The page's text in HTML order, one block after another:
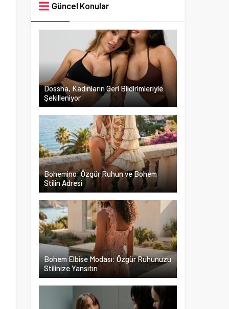
Güncel Konular
Dossha, Kadınların Geri Bildirimleriyle
Şekilleniyor
Bohemino: Özgür Ruhun ve Bohem
Stilin Adresi
Bohem Elbise Modası: Özgür Ruhunuzu
Stilinize Yansıtın